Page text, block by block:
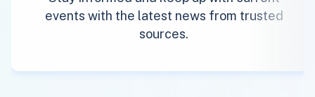
events with the latest news from trusted
sources.